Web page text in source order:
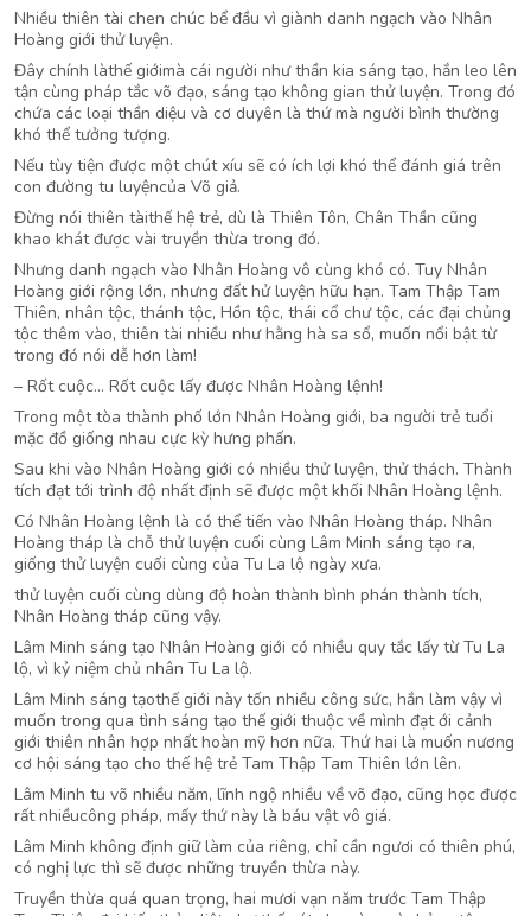
Nhiều thiên tài chen chúc bể đầu vì giành danh ngạch vào Nhân
Hoàng giới thử luyện.
Đây chính làthế giớimà cái người như thần kia sáng tạo, hắn leo lên
tận cùng pháp tắc võ đạo, sáng tạo không gian thử luyện. Trong đó
chứa các loại thần diệu và cơ duyên là thứ mà người bình thường
khó thể tưởng tượng.
Nếu tùy tiện được một chút xíu sẽ có ích lợi khó thể đánh giá trên
con đường tu luyệncủa Võ giả.
Đừng nói thiên tàithế hệ trẻ, dù là Thiên Tôn, Chân Thần cũng
khao khát được vài truyền thừa trong đó.
Nhưng danh ngạch vào Nhân Hoàng vô cùng khó có. Tuy Nhân
Hoàng giới rộng lớn, nhưng đất hử luyện hữu hạn. Tam Thập Tam
Thiên, nhân tộc, thánh tộc, Hồn tộc, thái cổ chư tộc, các đại chủng
tộc thêm vào, thiên tài nhiều như hằng hà sa sổ, muốn nổi bật từ
trong đó nói dễ hơn làm!
– Rốt cuộc… Rốt cuộc lấy được Nhân Hoàng lệnh!
Trong một tòa thành phố lớn Nhân Hoàng giới, ba người trẻ tuổi
mặc đồ giống nhau cực kỳ hưng phấn.
Sau khi vào Nhân Hoàng giới có nhiều thử luyện, thử thách. Thành
tích đạt tới trình độ nhất định sẽ được một khối Nhân Hoàng lệnh.
Có Nhân Hoàng lệnh là có thể tiến vào Nhân Hoàng tháp. Nhân
Hoàng tháp là chỗ thử luyện cuối cùng Lâm Minh sáng tạo ra,
giống thử luyện cuối cùng của Tu La lộ ngày xưa.
thử luyện cuối cùng dùng độ hoàn thành bình phán thành tích,
Nhân Hoàng tháp cũng vậy.
Lâm Minh sáng tạo Nhân Hoàng giới có nhiều quy tắc lấy từ Tu La
lộ, vì kỷ niệm chủ nhân Tu La lộ.
Lâm Minh sáng tạothế giới này tốn nhiều công sức, hắn làm vậy vì
muốn trong qua tình sáng tạo thế giới thuộc về mình đạt ới cảnh
giới thiên nhân hợp nhất hoàn mỹ hơn nữa. Thứ hai là muốn nương
cơ hội sáng tạo cho thế hệ trẻ Tam Thập Tam Thiên lớn lên.
Lâm Minh tu võ nhiều năm, lĩnh ngộ nhiều về võ đạo, cũng học được
rất nhiềucông pháp, mấy thứ này là báu vật vô giá.
Lâm Minh không định giữ làm của riêng, chỉ cần ngươi có thiên phú,
có nghị lực thì sẽ được những truyền thừa này.
Truyền thừa quá quan trọng, hai mươi vạn năm trước Tam Thập